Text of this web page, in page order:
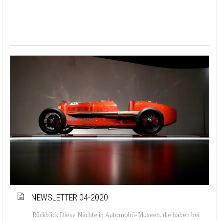
NEWSLETTER 04-2020
Rückblick Diese Nächte in Automobil-Museen, die haben bei